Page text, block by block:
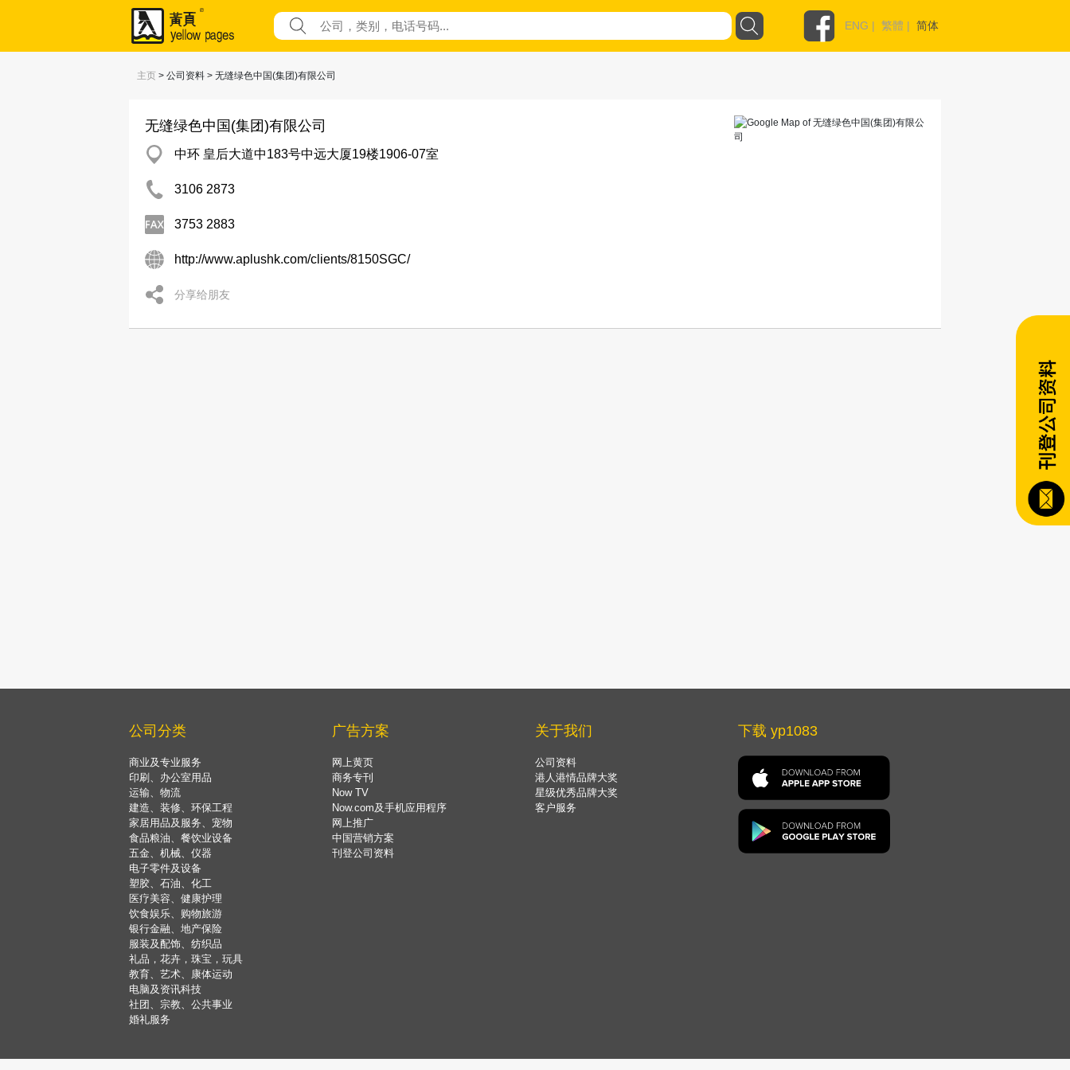
ENG | 繁體 | 简体
主页 > 公司资料 > 无缝绿色中国(集团)有限公司
无缝绿色中国(集团)有限公司
中环 皇后大道中183号中远大厦19楼1906-07室
3106 2873
3753 2883
http://www.aplushk.com/clients/8150SGC/
分享给朋友
公司分类
商业及专业服务
印刷、办公室用品
运输、物流
建造、装修、环保工程
家居用品及服务、宠物
食品粮油、餐饮业设备
五金、机械、仪器
电子零件及设备
塑胶、石油、化工
医疗美容、健康护理
饮食娱乐、购物旅游
银行金融、地产保险
服装及配饰、纺织品
礼品，花卉，珠宝，玩具
教育、艺术、康体运动
电脑及资讯科技
社团、宗教、公共事业
婚礼服务
广告方案
网上黄页
商务专刊
Now TV
Now.com及手机应用程序
网上推广
中国营销方案
刊登公司资料
关于我们
公司资料
港人港情品牌大奖
星级优秀品牌大奖
客户服务
下载 yp1083